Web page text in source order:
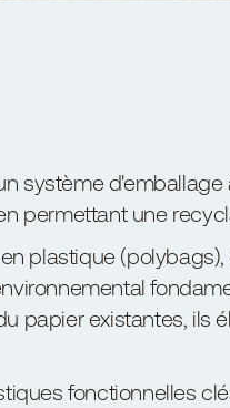
système
permettant une
plastique
papier existantes, ils
fonctionnelles